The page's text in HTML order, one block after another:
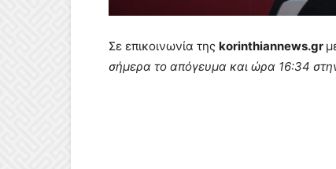
Σε επικοινωνία της korinthiannews.gr
σήμερα το απόγευμα και ώρα 16:34